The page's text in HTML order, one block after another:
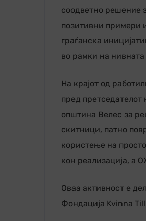
соодветно решение
позитивни примери
граѓанска
во рамки на
На крајот од
пред
општина Велес за
скитници, патно
користење на
кон реализација, а
Оваа активност е
Фондација Kvinna